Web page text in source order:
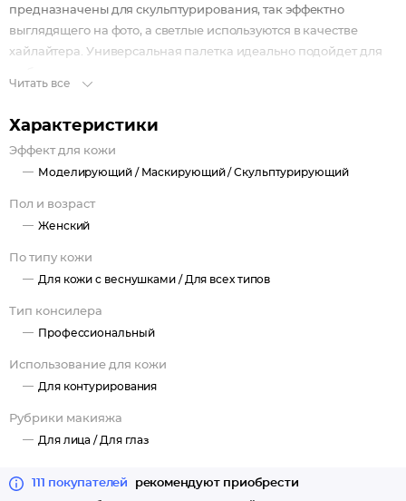
предназначены для скульптурирования, так эффектно
выглядящего на фото, а светлые используются в качестве
хайлайтера. Универсальная палетка идеально подойдет для
Читать все
Характеристики
Эффект для кожи
Моделирующий / Маскирующий /Скульптурирующий
Пол и возраст
Женский
По типу кожи
Для кожи с веснушками / Для всех типов
Тип консилера
Профессиональный
Использование для кожи
Для контурирования
Рубрики макияжа
Для лица / Для глаз
111 покупателей
рекомендуют приобрести